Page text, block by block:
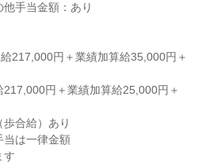
手当金額：あり
217,000円＋業績加算給35,000円＋
円＋業績加算給25,000円＋
合給）あり
は一律金額
す